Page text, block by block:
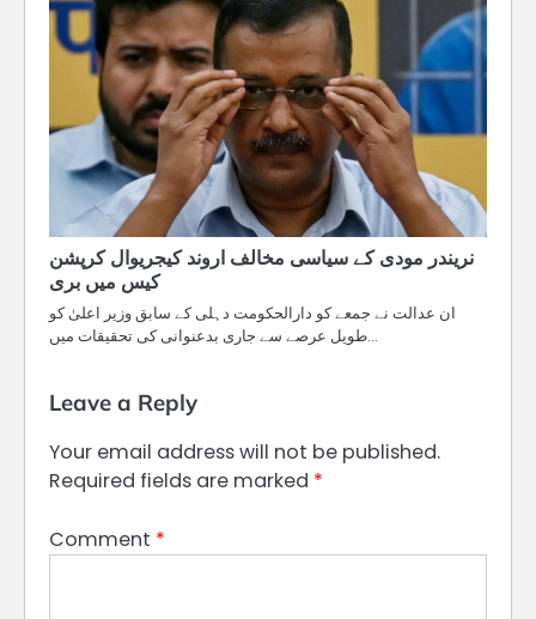
نریندر مودی کے سیاسی مخالف اروند کیجریوال کرپشن
کیس میں بری
ان عدالت نے جمعے کو دارالحکومت دہلی کے سابق وزیر اعلیٰ کو
طویل عرصے سے جاری بدعنوانی کی تحقیقات میں…
Leave a Reply
Your email address will not be published.
Required fields are marked *
Comment *